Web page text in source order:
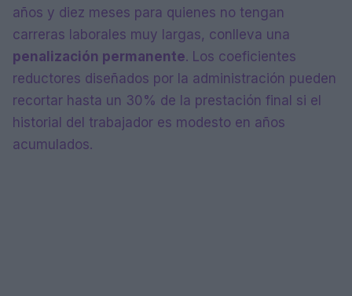
años y diez meses para quienes no tengan
carreras laborales muy largas, conlleva una
penalización permanente. Los coeficientes
reductores diseñados por la administración pueden
recortar hasta un 30% de la prestación final si el
historial del trabajador es modesto en años
acumulados.